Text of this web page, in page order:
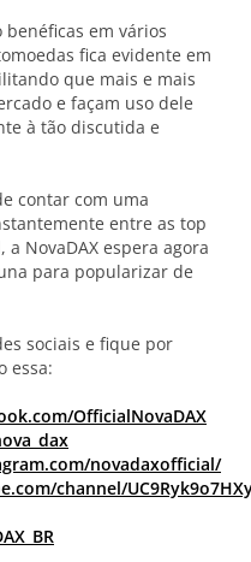
em vários
fica evidente em
que mais e mais
e façam uso dele
à tão discutida e
contar com uma
entre as top
NovaDAX espera agora
para popularizar de
sociais e fique por
essa:
OfficialNovaDAX
novadaxofficial/
channel/